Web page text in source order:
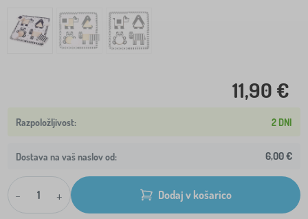
11,90 €
2 DNI
Dostava na vaš naslov od: 6,00 €
- + Dodaj v košarico